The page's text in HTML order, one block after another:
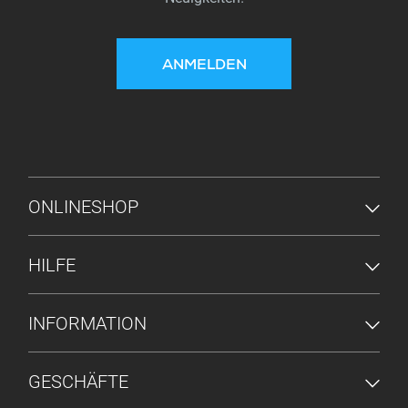
ANMELDEN
FUSSZEILENMENÜ
ONLINESHOP
HILFE
INFORMATION
GESCHÄFTE